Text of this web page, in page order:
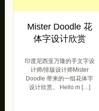
Mister Doodle 花
体字设计欣赏
印度尼西亚万隆的手文字设
计师/排版设计师Mister
Doodle 带来的一组花体字
设计欣赏。 Hello m […]